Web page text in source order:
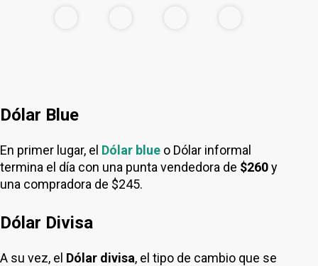
Dólar Blue
En primer lugar, el Dólar blue o Dólar informal
termina el día con una punta vendedora de $260y
una compradora de $245.
Dólar Divisa
A su vez, el Dólar divisa, el tipo de cambio que se